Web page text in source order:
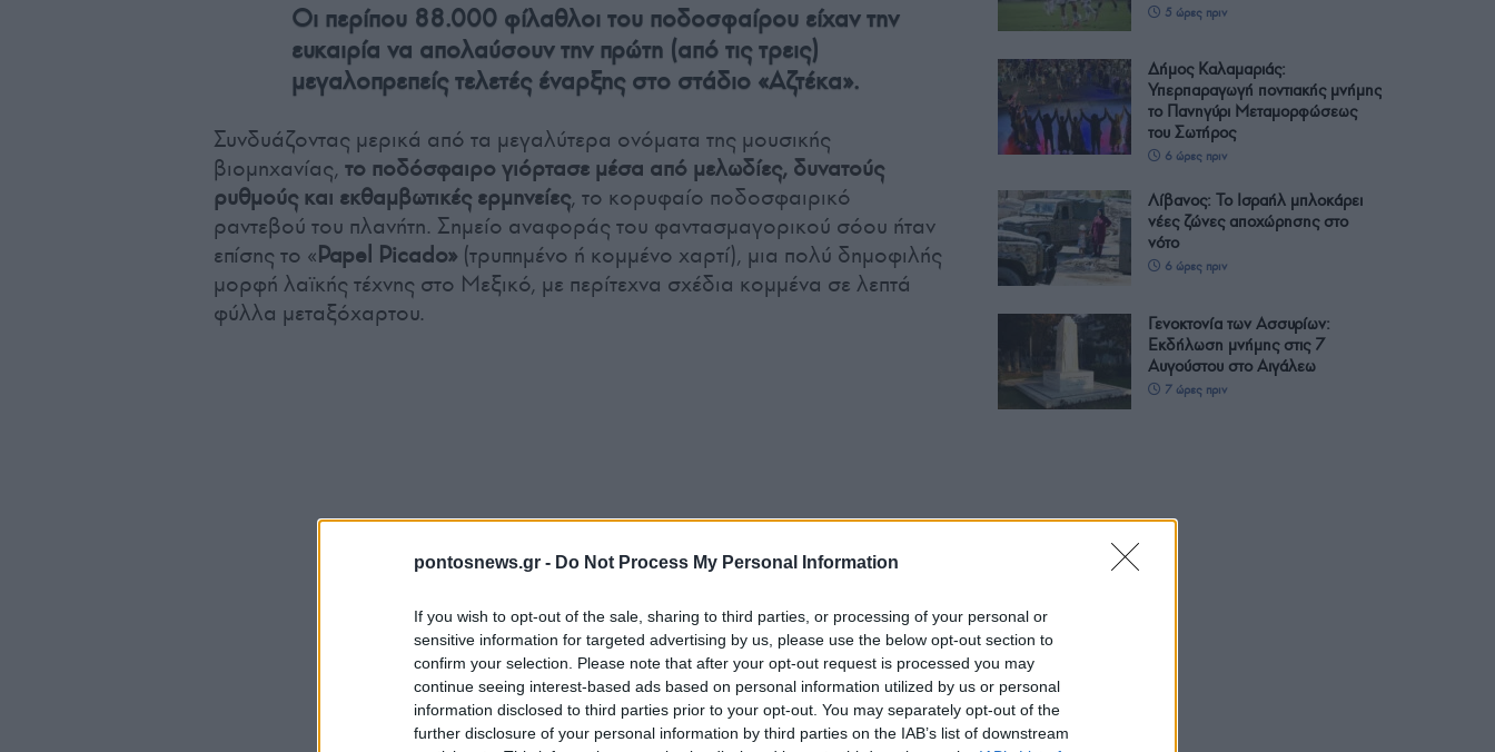
pontosnews.gr - Do Not Process My Personal Information
If you wish to opt-out of the sale, sharing to third parties, or processing of your personal or
sensitive information for targeted advertising by us, please use the below opt-out section to
confirm your selection. Please note that after your opt-out request is processed you may
continue seeing interest-based ads based on personal information utilized by us or personal
information disclosed to third parties prior to your opt-out. You may separately opt-out of the
further disclosure of your personal information by third parties on the IAB’s list of downstream
Οι περίπου 88.000 φίλαθλοι του ποδοσφαίρου είχαν την
ευκαιρία να απολαύσουν την πρώτη (από τις τρεις)
μεγαλοπρεπείς τελετές έναρξης στο στάδιο «Αζτέκα».
Συνδυάζοντας μερικά από τα μεγαλύτερα ονόματα της μουσικής
βιομηχανίας, το ποδόσφαιρο γιόρτασε μέσα από μελωδίες, δυνατούς
ρυθμούς και εκθαμβωτικές ερμηνείες, το κορυφαίο ποδοσφαιρικό
ραντεβού του πλανήτη. Σημείο αναφοράς του φαντασμαγορικού σόου ήταν
επίσης το «Papel Picado» (τρυπημένο ή κομμένο χαρτί), μια πολύ δημοφιλής
μορφή λαϊκής τέχνης στο Μεξικό, με περίτεχνα σχέδια κομμένα σε λεπτά
φύλλα μεταξόχαρτου.
5 ώρες πριν
Δήμος Καλαμαριάς:
Υπερπαραγωγή ποντιακής μνήμης
το Πανηγύρι Μεταμορφώσεως
του Σωτήρος
6 ώρες πριν
Λίβανος: Το Ισραήλ μπλοκάρει
νέες ζώνες αποχώρησης στο
νότο
6 ώρες πριν
Γενοκτονία των Ασσυρίων:
Εκδήλωση μνήμης στις 7
Αυγούστου στο Αιγάλεω
7 ώρες πριν